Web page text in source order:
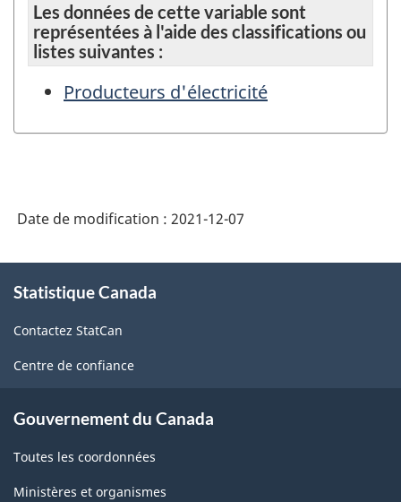
Les données de cette variable sont
représentées à l'aide des classifications ou
listes suivantes :
Producteurs d'électricité
Date de modification : 2021-12-07
propos
ce
site
Statistique Canada
Contactez StatCan
Centre de confiance
Gouvernement du Canada
Toutes les coordonnées
Ministères et organismes